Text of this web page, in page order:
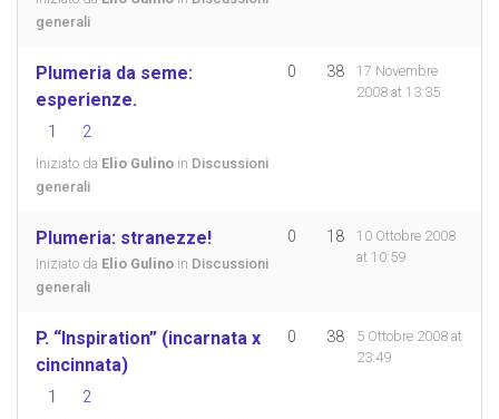
generali
Plumeria da seme:
esperienze.
1 2
Iniziato da Elio Gulino in Discussioni
generali
0 38
17 Novembre
2008 at 13:35
Plumeria: stranezze!
Iniziato da Elio Gulino in Discussioni
generali
0 18
10 Ottobre 2008
at 10:59
P. “Inspiration” (incarnata x
cincinnata)
1 2
0 38
5 Ottobre 2008 at
23:49